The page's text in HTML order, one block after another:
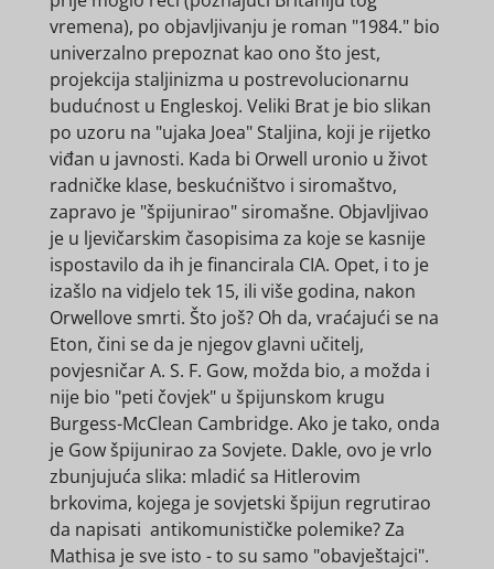
vremena), po objavljivanju je roman "1984." bio
univerzalno prepoznat kao ono što jest,
projekcija staljinizma u postrevolucionarnu
budućnost u Engleskoj. Veliki Brat je bio slikan
po uzoru na "ujaka Joea" Staljina, koji je rijetko
viđan u javnosti. Kada bi Orwell uronio u život
radničke klase, beskućništvo i siromaštvo,
zapravo je "špijunirao" siromašne. Objavljivao
je u ljevičarskim časopisima za koje se kasnije
ispostavilo da ih je financirala CIA. Opet, i to je
izašlo na vidjelo tek 15, ili više godina, nakon
Orwellove smrti. Što još? Oh da, vraćajući se na
Eton, čini se da je njegov glavni učitelj,
povjesničar A. S. F. Gow, možda bio, a možda i
nije bio "peti čovjek" u špijunskom krugu
Burgess-McClean Cambridge. Ako je tako, onda
je Gow špijunirao za Sovjete. Dakle, ovo je vrlo
zbunjujuća slika: mladić sa Hitlerovim
brkovima, kojega je sovjetski špijun regrutirao
da napisati antikomunističke polemike? Za
Mathisa je sve isto - to su samo "obavještajci".